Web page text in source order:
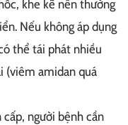
khe kẽ nên thường
Nếu không áp dụng
thể tái phát nhiều
(viêm amidan quá
người bệnh cần